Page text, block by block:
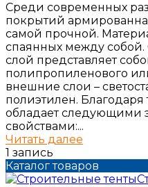
Среди современных
покрытий
самой прочной.
спаянных между
слой представляет
полипропиленового
внешние слои –
полиэтилен. Благодаря
обладает следующими
свойствами:...
Читать далее
1 запись
Каталог товаров